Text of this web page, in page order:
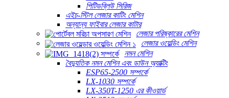
পিটিডব্লিউ সিরিজ
এইচ-স্টিল লেজার কাটিং মেশিন
অন্যান্য ফাইবার লেজার কাটার
লেজার পরিষ্কারের মেশিন
লেজার ওয়েল্ডিং মেশিন
নমন মেশিন
বৈদ্যুতিক নমন মেশিন এবং ডাউন অ্যাক্টিং
ESP65-2500 সম্পর্কে
LX-1030 সম্পর্কে
LX-350T-1250 এর কীওয়ার্ড